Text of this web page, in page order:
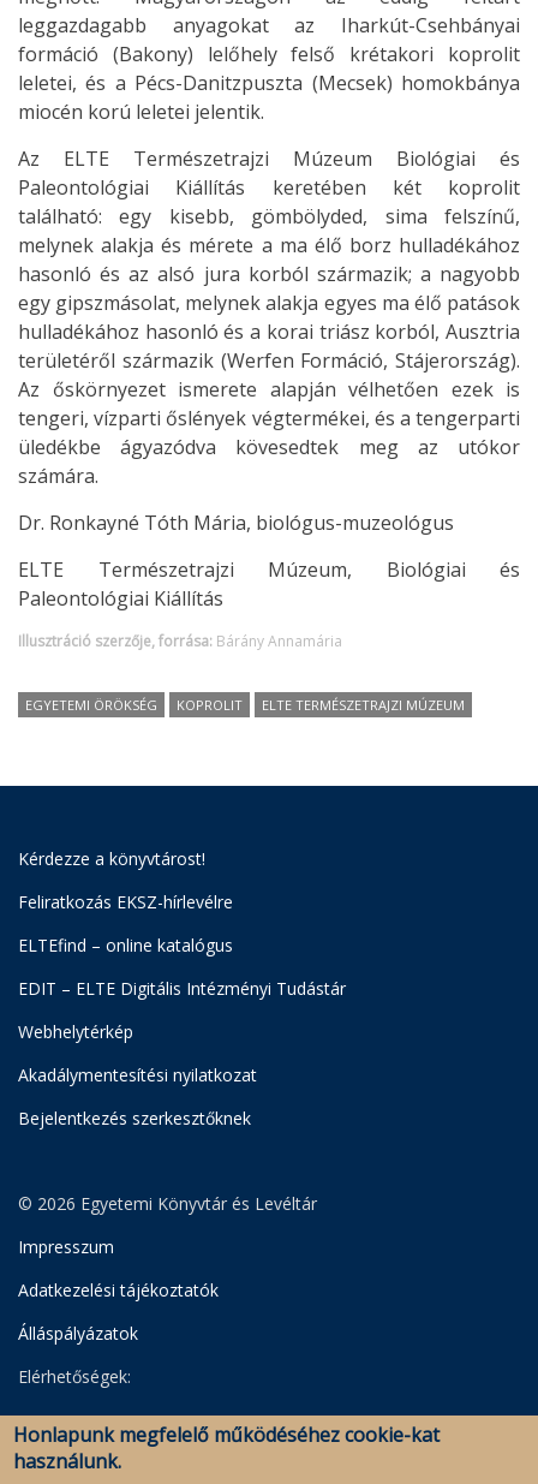
leggazdagabb anyagokat az Iharkút-Csehbányai
formáció (Bakony) lelőhely felső krétakori koprolit
leletei, és a Pécs-Danitzpuszta (Mecsek) homokbánya
miocén korú leletei jelentik.
Az ELTE Természetrajzi Múzeum Biológiai és
Paleontológiai Kiállítás keretében két koprolit
található: egy kisebb, gömbölyded, sima felszínű,
melynek alakja és mérete a ma élő borz hulladékához
hasonló és az alsó jura korból származik; a nagyobb
egy gipszmásolat, melynek alakja egyes ma élő patások
hulladékához hasonló és a korai triász korból, Ausztria
területéről származik (Werfen Formáció, Stájerország).
Az őskörnyezet ismerete alapján vélhetően ezek is
tengeri, vízparti őslények végtermékei, és a tengerparti
üledékbe ágyazódva kövesedtek meg az utókor
számára.
Dr. Ronkayné Tóth Mária, biológus-muzeológus
ELTE Természetrajzi Múzeum, Biológiai és
Paleontológiai Kiállítás
Illusztráció szerzője, forrása: Bárány Annamária
EGYETEMI ÖRÖKSÉG KOPROLIT ELTE TERMÉSZETRAJZI MÚZEUM
Kérdezze a könyvtárost!
Feliratkozás EKSZ-hírlevélre
ELTEfind – online katalógus
EDIT – ELTE Digitális Intézményi Tudástár
Webhelytérkép
Akadálymentesítési nyilatkozat
Bejelentkezés szerkesztőknek
© 2026 Egyetemi Könyvtár és Levéltár
Impresszum
Adatkezelési tájékoztatók
Álláspályázatok
Elérhetőségek:
Egyetemi Könyvtár
Levéltár
Honlapunk megfelelő működéséhez cookie-kat
használunk.